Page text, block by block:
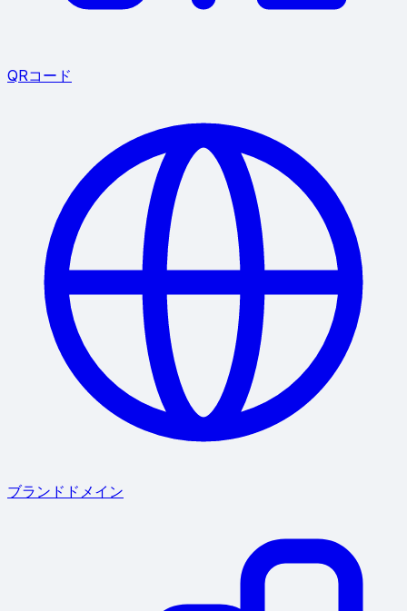
QRコード
ブランドドメイン